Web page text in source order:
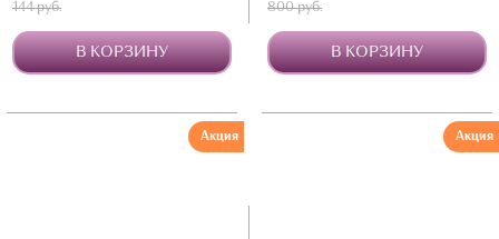
144 руб.
В КОРЗИНУ
800 руб.
В КОРЗИНУ
Акция Акция